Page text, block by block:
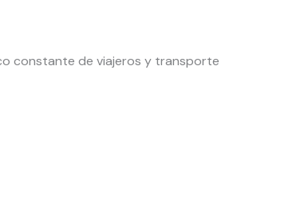
constante de viajeros y transporte